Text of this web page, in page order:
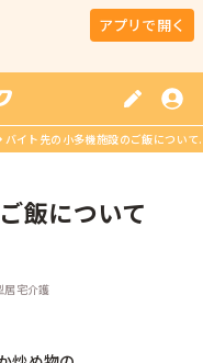
アプリで開く
バイト先の小多機施設のご飯につい
飯について
居宅介護